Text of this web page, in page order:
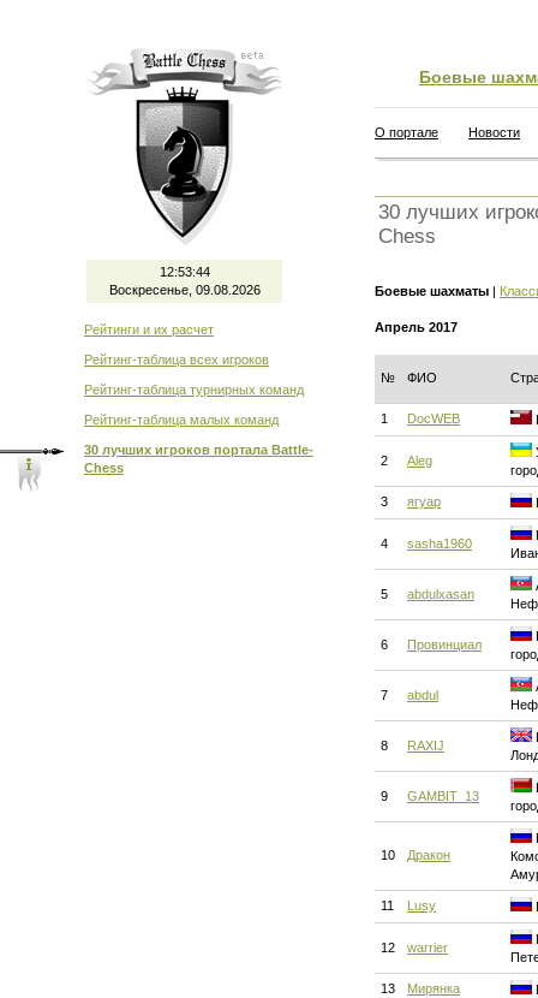
12:53:44
Воскресенье, 09.08.2026
Рейтинги и их расчет
Рейтинг-таблица всех игроков
Рейтинг-таблица турнирных команд
Рейтинг-таблица малых команд
30 лучших игроков портала Battle-
Chess
Боевые
О портале Новости
30 лучших
Chess
Боевые шахматы |
Апрель 2017
№ ФИО
1 DocWEB
2 Aleg
3 ягуар
4 sasha1960
5 abdulxasan
6 Провинциал
7 abdul
8 RAXIJ
9 GAMBIT_13
10 Дракон
11 Lusy
12 warrier
13 Мирянка